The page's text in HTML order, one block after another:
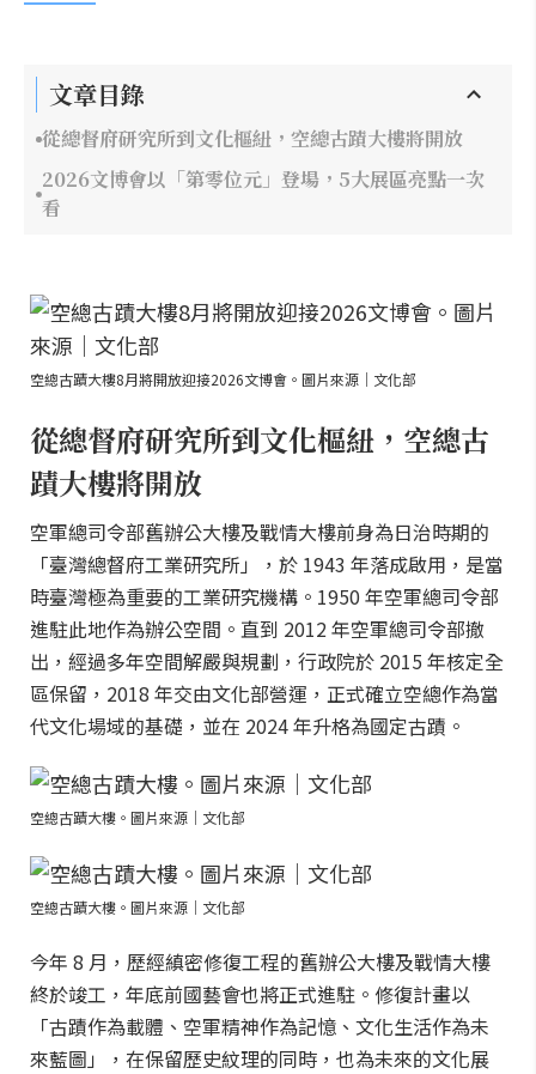
文章目錄
從總督府研究所到文化樞紐，空總古蹟大樓將開放
2026文博會以「第零位元」登場，5大展區亮點一次
看
空總古蹟大樓8月將開放迎接2026文博會。圖片來源｜文化部
從總督府研究所到文化樞紐，空總古
蹟大樓將開放
空軍總司令部舊辦公大樓及戰情大樓前身為日治時期的
「臺灣總督府工業研究所」，於 1943 年落成啟用，是當
時臺灣極為重要的工業研究機構。1950 年空軍總司令部
進駐此地作為辦公空間。直到 2012 年空軍總司令部撤
出，經過多年空間解嚴與規劃，行政院於 2015 年核定全
區保留，2018 年交由文化部營運，正式確立空總作為當
代文化場域的基礎，並在 2024 年升格為國定古蹟。
空總古蹟大樓。圖片來源｜文化部
空總古蹟大樓。圖片來源｜文化部
今年 8 月，歷經縝密修復工程的舊辦公大樓及戰情大樓
終於竣工，年底前國藝會也將正式進駐。修復計畫以
「古蹟作為載體、空軍精神作為記憶、文化生活作為未
來藍圖」，在保留歷史紋理的同時，也為未來的文化展